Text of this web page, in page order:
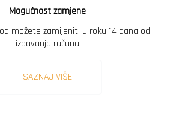
Mogućnost zamjene
možete zamijeniti u roku 14 dana od
izdavanja računa
SAZNAJ VIŠE